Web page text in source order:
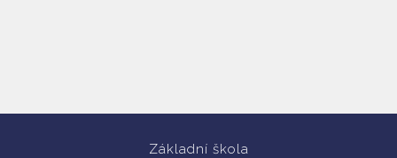
Základní škola